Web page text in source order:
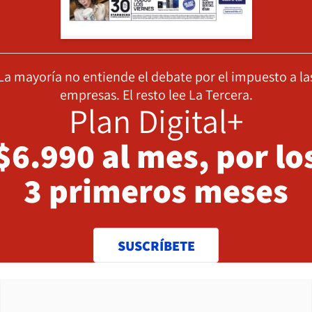
mayoría no entiende el debate por el impuesto a
empresas. El resto lee La Tercera.
Plan Digital+
al mes, por
3 primeros meses
SUSCRÍBETE